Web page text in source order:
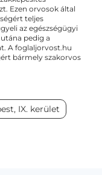
Ezen orvosok által
teljes
az egészségügyi
pedig a
A foglaljorvost.hu
bármely szakorvos
IX. kerület